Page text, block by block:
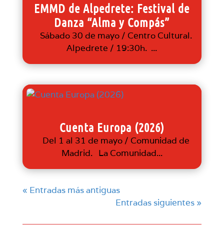
EMMD de Alpedrete: Festival de
Danza “Alma y Compás”
Sábado 30 de mayo / Centro Cultural.
Alpedrete / 19:30h. ...
Cuenta Europa (2026)
Del 1 al 31 de mayo / Comunidad de
Madrid. La Comunidad...
« Entradas más antiguas
Entradas siguientes »